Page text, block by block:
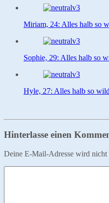
Miriam, 24: Alles halb so
Sophie, 29: Alles halb so
Hyle, 27: Alles halb so
Hinterlasse einen
Deine E-Mail-Adresse wird